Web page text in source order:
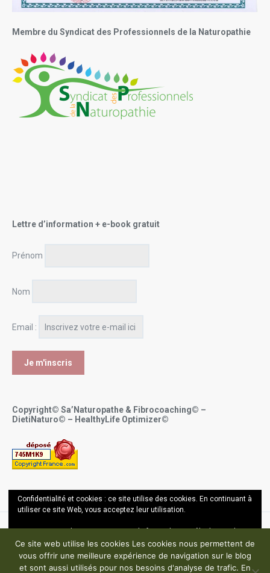
Confidentialité et cookies : ce site utilise des cookies. En continuant à
utiliser ce site Web, vous acceptez leur utilisation.
consultez :En savoir plus
Membre du Syndicat des Professionnels de la Naturopathie
Lettre d’information + e-book gratuit
Prénom
Nom
Email :
Copyright© Sa’Naturopathe & Fibrocoaching© –
DietiNaturo© – HealthyLife Optimizer©
Copyright ©
Sana Bel Hassin OUALI - Sa'Naturopathe 2017-2024
Mentions légales – Politique de confidentialité – CGU
Ce site web utilise les cookies Les cookies nous permettent de
vous offrir une meilleure expérience de navigation sur le blog
et sont aussi utilisés pour nos besoins d'analyse de trafic. En